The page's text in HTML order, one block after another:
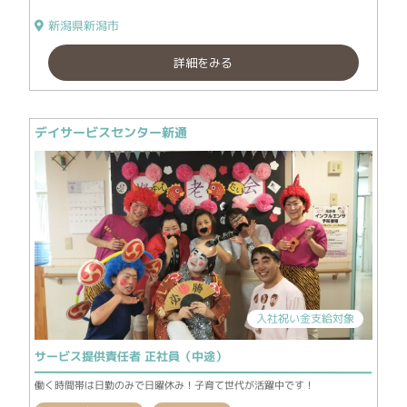
新潟県新潟市
詳細をみる
デイサービスセンター新通
入社祝い金支給対象
サービス提供責任者 正社員（中途）
働く時間帯は日勤のみで日曜休み！子育て世代が活躍中です！